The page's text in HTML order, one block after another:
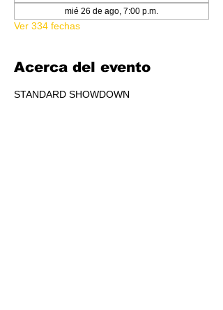
mié 26 de ago, 7:00 p.m.
Ver 334 fechas
Acerca del evento
STANDARD SHOWDOWN